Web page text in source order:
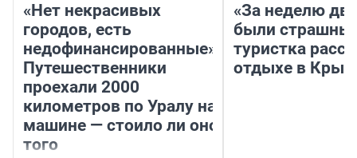
«Нет некрасивых
городов, есть
недофинансированные».
Путешественники
проехали 2000
километров по Уралу на
машине — стоило ли оно
того
«За неделю
были
туристка
отдыхе в